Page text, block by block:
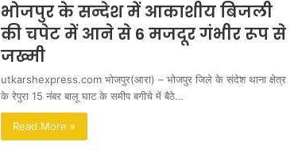
भोजपुर के सन्देश में आकाशीय बिजली
की चपेट में आने से 6 मजदूर गंभीर रूप से
जख्मी
utkarshexpress.com भोजपुर(आरा) – भोजपुर जिले के संदेश थाना क्षेत्र
के रेपुरा 15 नंबर बालू घाट के समीप बगीचे में बैठे…
Read More »